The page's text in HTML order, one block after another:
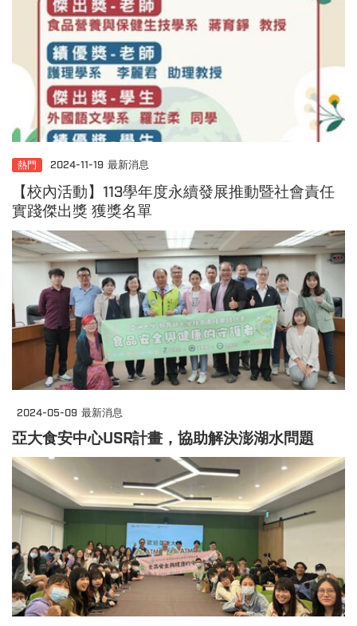
熱門 2024-11-19 最新消息
【校內活動】113學年度永續發展推動暨社會責任
實踐傑出獎 獲獎名單
2024-05-09 最新消息
亞大食安中心USR計畫，協助解決澎湖水問題